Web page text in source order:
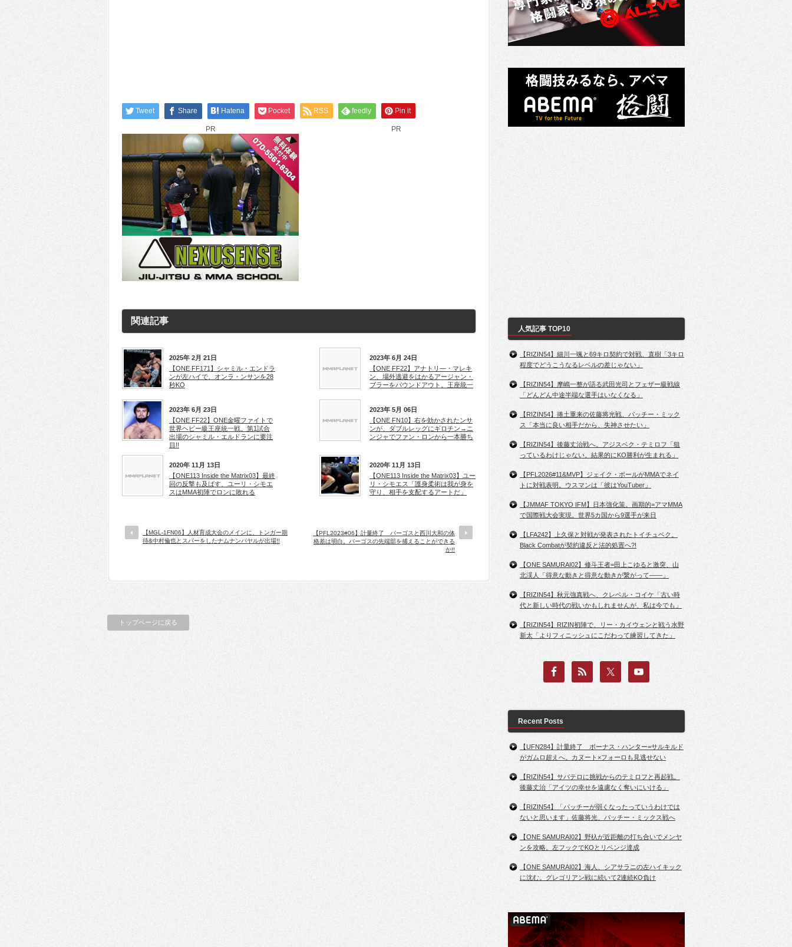
Tweet Share Hatena Pocket RSS feedly Pin it
PR PR
関連記事
2025年 2月 21日
【ONE FF171】シャミル・エンドラ
ンが左ハイで、オンラ・ンサンを28
秒KO
2023年 6月 24日
【ONE FF22】アナトリ―・マレキ
ン、場外逃避をはかるアージャン・
ブラーをパウンドアウト。王座統一
2023年 6月 23日
【ONE FF22】ONE金曜ファイトで
世界ヘビー級王座統一戦。第1試合
出場のシャミル・エルドランに要注
目!!
2023年 5月 06日
【ONE FN10】右を効かされたンサ
ンが、ダブルレッグにギロチン→ニ
ンジャでファン・ロンから一本勝ち
2020年 11月 13日
【ONE113 Inside the Matrix03】最終
回の反撃も及ばす、ユーリ・シモエ
スはMMA初陣でロンに敗れる
2020年 11月 13日
【ONE113 Inside the Matrix03】ユー
リ・シモエス「護身柔術は我が身を
守り、相手を支配するアートだ」
【MGL-1FN06】人材育成大会のメインに、トンガー期
待&中村倫也とスパーをしたナムナンバヤルが出場!!
【PFL2023#06】計量終了 バーゴスと西川大和の体
格差は明白。バーゴスの先端部を捕えることができる
か!!
トップページに戻る
人気記事 TOP10
【RIZIN54】細川一颯と69キロ契約で対戦、直樹「3キロ
程度でどうこうなるレベルの差じゃない」
【RIZIN54】摩嶋一整が語る武田光司とフェザー級戦線
「どんどん中途半端な選手はいなくなる」
【RIZIN54】捲土重来の佐藤将光戦、パッチー・ミック
ス「本当に良い相手だから、失神させたい」
【RIZIN54】後藤丈治戦へ。アジスベク・テミロフ「狙
っているわけじゃない。結果的にKO勝利が生まれる」
【PFL2026#11&MVP】ジェイク・ポールがMMAでネイ
トに対戦表明。ウスマンは「彼はYouTuber」
【JMMAF TOKYO IFM】日本強化策。画期的=アマMMA
で国際戦大会実現。世界5カ国から9選手が来日
【LFA242】上久保と対戦が発表されたトイチュベク。
Black Combatが契約違反と法的処置へ?!
【ONE SAMURAI02】修斗王者=田上こゆると激突、山
北渓人「得意な動きと得意な動きが繋がって――」
【RIZIN54】秋元強真戦へ、クレベル・コイケ「古い時
代と新しい時代の戦いかもしれませんが、私は今でも」
【RIZIN54】RIZIN初陣で、リー・カイウェンと戦う水野
新太「よりフィニッシュにこだわって練習してきた」
Recent Posts
【UFN284】計量終了 ボーナス・ハンター=サルキルド
がガムロ超えへ。カヌート×フォーロも見逃せない
【RIZIN54】サバテロに挑戦からのテミロフと再起戦。
後藤丈治「アイツの幸せを遠慮なく奪いにいける」
【RIZIN54】「パッチーが弱くなったっていうわけでは
ないと思います」佐藤将光、パッチー・ミックス戦へ
【ONE SAMURAI02】野杁が近距離の打ち合いでメンヤ
ンを攻略。左フックでKOとリベンジ達成
【ONE SAMURAI02】海人、シアサラニの左ハイキック
に沈む。グレゴリアン戦に続いて2連続KO負け